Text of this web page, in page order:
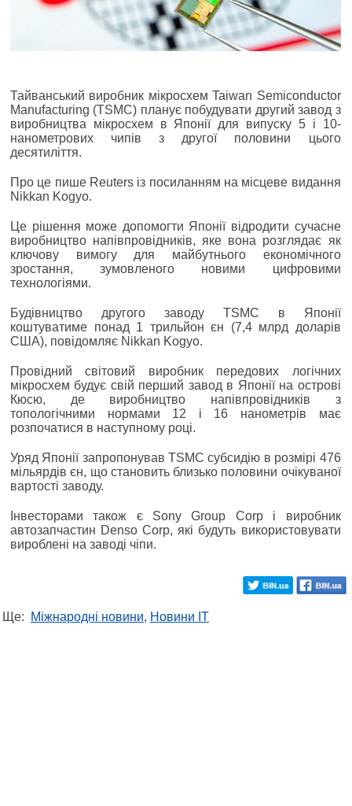
Тайванський виробник мікросхем Taiwan Semiconductor
Manufacturing (TSMC) планує побудувати другий завод з
виробництва мікросхем в Японії для випуску 5 і 10-
нанометрових чипів з другої половини цього
десятиліття.
Про це пише Reuters із посиланням на місцеве видання
Nikkan Kogyo.
Це рішення може допомогти Японії відродити сучасне
виробництво напівпровідників, яке вона розглядає як
ключову вимогу для майбутнього економічного
зростання, зумовленого новими цифровими
технологіями.
Будівництво другого заводу TSMC в Японії
коштуватиме понад 1 трильйон єн (7,4 млрд доларів
США), повідомляє Nikkan Kogyo.
Провідний світовий виробник передових логічних
мікросхем будує свій перший завод в Японії на острові
Кюсю, де виробництво напівпровідників з
топологічними нормами 12 і 16 нанометрів має
розпочатися в наступному році.
Уряд Японії запропонував TSMC субсидію в розмірі 476
мільярдів єн, що становить близько половини очікуваної
вартості заводу.
Інвесторами також є Sony Group Corp і виробник
автозапчастин Denso Corp, які будуть використовувати
вироблені на заводі чіпи.
Ще: Міжнародні новини, Новини IT